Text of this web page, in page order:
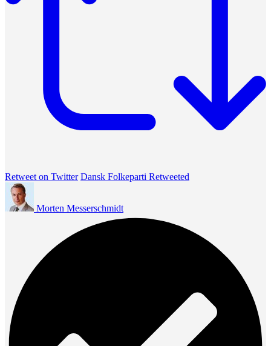
Retweet on Twitter Dansk Folkeparti Retweeted
Morten Messerschmidt